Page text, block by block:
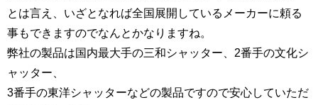
とは言え、いざとなれば全国展開しているメーカーに頼る
事もできますのでなんとかなりますね。
弊社の製品は国内最大手の三和シャッター、2番手の文化シ
ャッター、
3番手の東洋シャッターなどの製品ですので安心していただ